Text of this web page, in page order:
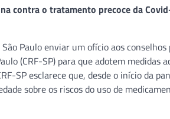
contra o tratamento precoce da
Paulo enviar um ofício aos
(CRF-SP) para que adotem
SP esclarece que, desde o início da
sobre os riscos do uso de